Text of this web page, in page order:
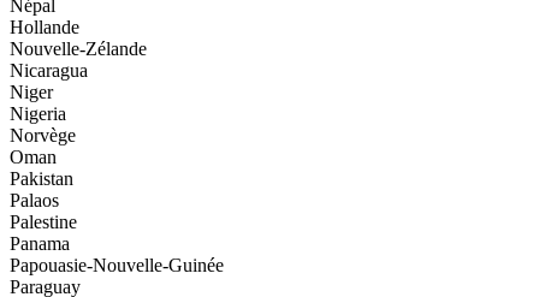
Népal
Hollande
Nouvelle-Zélande
Nicaragua
Niger
Nigeria
Norvège
Oman
Pakistan
Palaos
Palestine
Panama
Papouasie-Nouvelle-Guinée
Paraguay